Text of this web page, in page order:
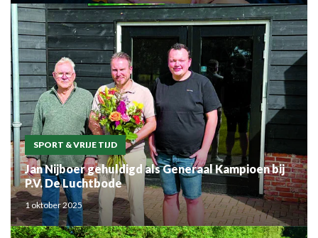
SPORT & VRIJE TIJD
Jan Nijboer gehuldigd als Generaal Kampioen bij
P.V. De Luchtbode
1 oktober 2025